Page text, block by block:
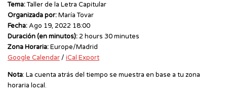
Tema:Taller de la Letra Capitular
Organizada por:María Tovar
Fecha:Ago 19, 2022 18:00
Duración (en minutos): 2 hours 30 minutes
Zona Horaria:Europe/Madrid
Google Calendar/ iCal Export
Nota: La cuenta atrás del tiempo se muestra en base a tu zona
horaria local.